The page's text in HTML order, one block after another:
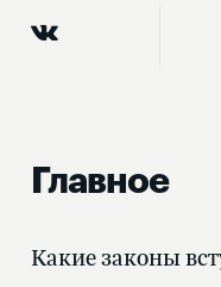
Главное
Какие законы